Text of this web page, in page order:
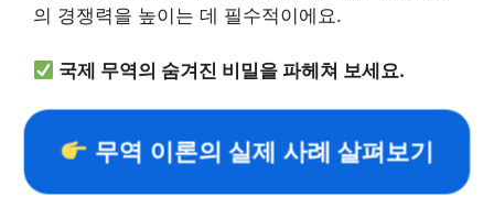
의 경쟁력을 높이는 데 필수적이에요.
국제 무역의 숨겨진 비밀을 파헤쳐 보세요.
무역 이론의 실제 사례 살펴보기